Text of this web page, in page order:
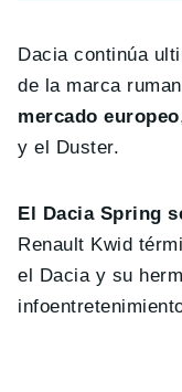
Dacia continúa
de la marca
mercado europeo
y el Duster.
El Dacia Spring
Renault Kwid
el Dacia y su